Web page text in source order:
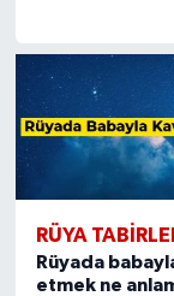
RÜYA
Rüyada
etmek ne